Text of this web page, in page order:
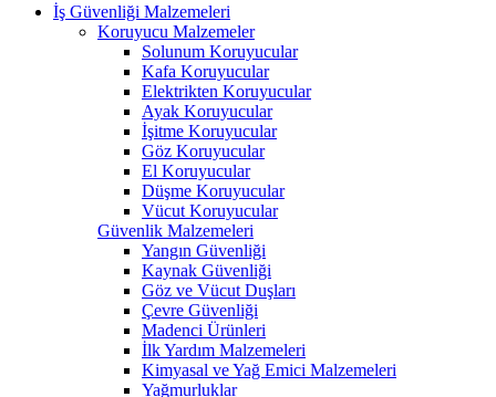
İş Güvenliği Malzemeleri
Koruyucu Malzemeler
Solunum Koruyucular
Kafa Koruyucular
Elektrikten Koruyucular
Ayak Koruyucular
İşitme Koruyucular
Göz Koruyucular
El Koruyucular
Düşme Koruyucular
Vücut Koruyucular
Güvenlik Malzemeleri
Yangın Güvenliği
Kaynak Güvenliği
Göz ve Vücut Duşları
Çevre Güvenliği
Madenci Ürünleri
İlk Yardım Malzemeleri
Kimyasal ve Yağ Emici Malzemeleri
Yağmurluklar